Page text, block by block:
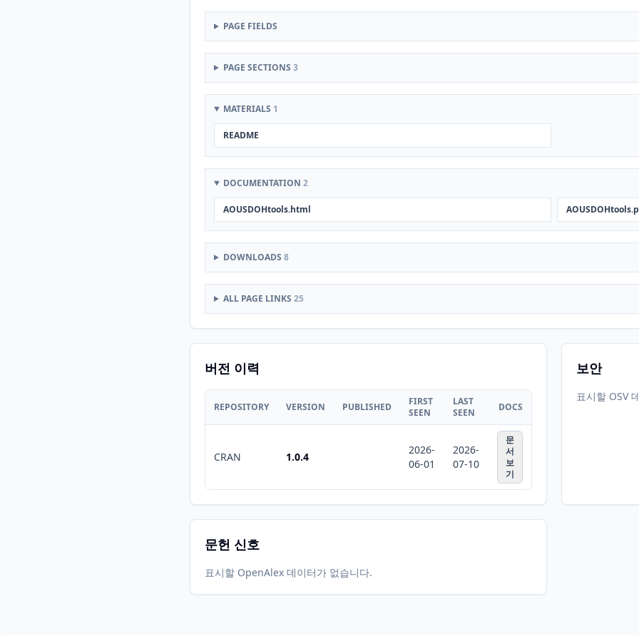
PAGE FIELDS
PAGE SECTIONS 3
MATERIALS 1
README
DOCUMENTATION 2
AOUSDOHtools.html
DOWNLOADS 8
ALL PAGE LINKS 25
버전 이력
REPOSITORY VERSION PUBLISHED
FIRST
SEEN
LAST
SEEN
DOCS
CRAN 1.0.4
2026-
06-01
2026-
07-10
문
서
보
기
보안
표시할 OSV
문헌 신호
표시할 OpenAlex 데이터가 없습니다.